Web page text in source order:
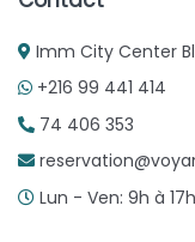
Imm City Center
+216 99 441 414
74 406 353
Lun - Ven: 9h à